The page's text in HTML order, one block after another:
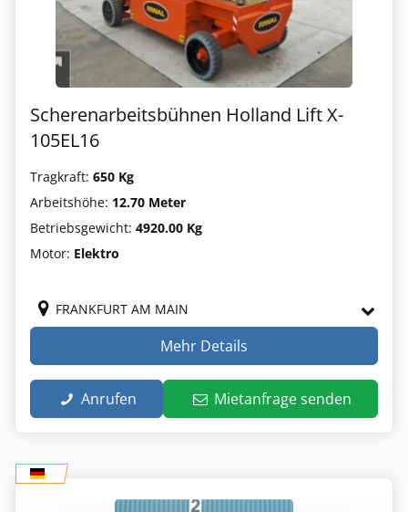
Scherenarbeitsbühnen Holland Lift X-
105EL16
Tragkraft: 650 Kg
Arbeitshöhe: 12.70 Meter
Betriebsgewicht: 4920.00 Kg
Motor: Elektro
FRANKFURT AM MAIN
Mehr Details
Anrufen Mietanfrage senden